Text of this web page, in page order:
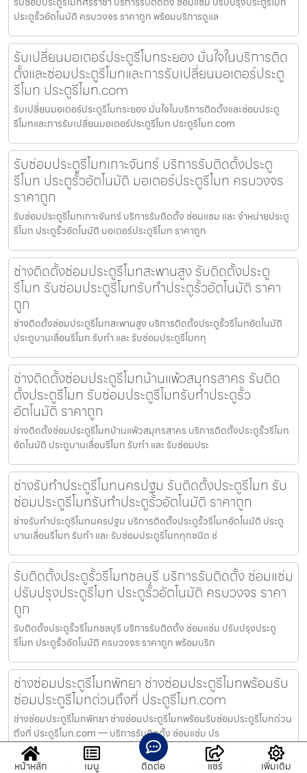
ประตูรั้วอัตโนมัติ ครบวงจร ราคาถูก พร้อมบริการดูแล
รับเปลี่ยนมอเตอร์ประตูรีโมทระยอง มั่นใจในบริการติด
ตั้งและซ่อมประตูรีโมทและการรับเปลี่ยนมอเตอร์ประตู
รีโมท ประตูรีโมท.com
รับเปลี่ยนมอเตอร์ประตูรีโมทระยอง มั่นใจในบริการติดตั้งและซ่อมประตู
รีโมทและการรับเปลี่ยนมอเตอร์ประตูรีโมท ประตูรีโมท.com
รับซ่อมประตูรีโมทเกาะจันทร์ บริการรับติดตั้งประตู
รีโมท ประตูรั้วอัตโนมัติ มอเตอร์ประตูรีโมท ครบวงจร
ราคาถูก
รับซ่อมประตูรีโมทเกาะจันทร์ บริการรับติดตั้ง ซ่อมแซม และ จำหน่ายประตู
รีโมท ประตูรั้วอัตโนมัติ มอเตอร์ประตูรีโมท ราคาถูก
ช่างติดตั้งซ่อมประตูรีโมทสะพานสูง รับติดตั้งประตู
รีโมท รับซ่อมประตูรีโมทรับทำประตูรั้วอัตโนมัติ ราคา
ถูก
ช่างติดตั้งซ่อมประตูรีโมทสะพานสูง บริการติดตั้งประตูรั้วรีโมทอัตโนมัติ
ประตูบานเลื่อนรีโมท รับทำ และ รับซ่อมประตูรีโมททุ
ช่างติดตั้งซ่อมประตูรีโมทบ้านแพ้วสมุทรสาคร รับติด
ตั้งประตูรีโมท รับซ่อมประตูรีโมทรับทำประตูรั้ว
อัตโนมัติ ราคาถูก
ช่างติดตั้งซ่อมประตูรีโมทบ้านแพ้วสมุทรสาคร บริการติดตั้งประตูรั้วรีโมท
อัตโนมัติ ประตูบานเลื่อนรีโมท รับทำ และ รับซ่อมประ
ช่างรับทำประตูรีโมทนครปฐม รับติดตั้งประตูรีโมท รับ
ซ่อมประตูรีโมทรับทำประตูรั้วอัตโนมัติ ราคาถูก
ช่างรับทำประตูรีโมทนครปฐม บริการติดตั้งประตูรั้วรีโมทอัตโนมัติ ประตู
บานเลื่อนรีโมท รับทำ และ รับซ่อมประตูรีโมททุกชนิด ช่
รับติดตั้งประตูรั้วรีโมทชลบุรี บริการรับติดตั้ง ซ่อมแซ่ม
ปรับปรุงประตูรีโมท ประตูรั้วอัตโนมัติ ครบวงจร ราคา
ถูก
รับติดตั้งประตูรั้วรีโมทชลบุรี บริการรับติดตั้ง ซ่อมแซ่ม ปรับปรุงประตู
รีโมท ประตูรั้วอัตโนมัติ ครบวงจร ราคาถูก พร้อมบริก
ช่างซ่อมประตูรีโมทพัทยา ช่างซ่อมประตูรีโมทพร้อมรับ
ซ่อมประตูรีโมทด่วนถึงที่ ประตูรีโมท.com
ช่างซ่อมประตูรีโมทพัทยา ช่างซ่อมประตูรีโมทพร้อมรับซ่อมประตูรีโมทด่วน
ถึงที่ ประตูรีโมท.com — บริการรับติดตั้ง ซ่อมแซ่ม ปร
หน้าหลัก เมนู ติดต่อ แชร์ เพิ่มเติม